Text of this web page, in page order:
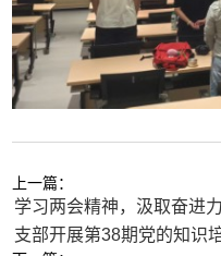
上一篇：
学习两会精神，汲取奋进
支部开展第38期党的知识